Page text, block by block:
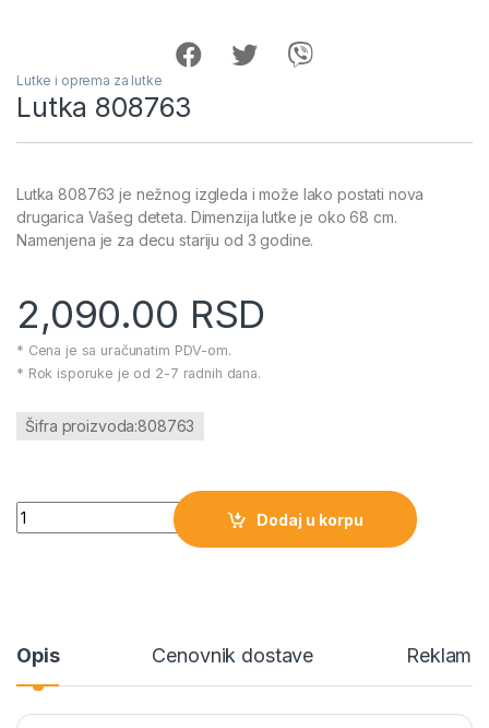
Lutke i oprema za lutke
Lutka 808763
Lutka 808763 je nežnog izgleda i može lako postati nova
drugarica Vašeg deteta. Dimenzija lutke je oko 68 cm.
Namenjena je za decu stariju od 3 godine.
2,090.00 RSD
* Cena je sa uračunatim PDV-om.
* Rok isporuke je od 2-7 radnih dana.
Šifra proizvoda:808763
Lutka 808763 količina
Dodaj u korpu
Opis Cenovnik dostave